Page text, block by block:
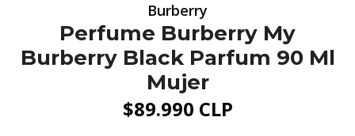
Burberry
Perfume Burberry My
Burberry Black Parfum 90 Ml
Mujer
$89.990 CLP